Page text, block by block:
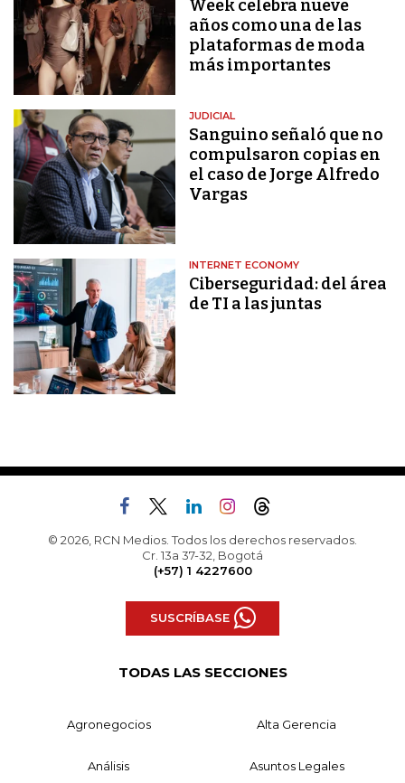
Week celebra nueve
años como una de las
plataformas de moda
más importantes
JUDICIAL
Sanguino señaló que no
compulsaron copias en
el caso de Jorge Alfredo
Vargas
INTERNET ECONOMY
Ciberseguridad: del área
de TI a las juntas
© 2026, RCN Medios. Todos los derechos reservados.
Cr. 13a 37-32, Bogotá
(+57) 1 4227600
SUSCRÍBASE
TODAS LAS SECCIONES
Agronegocios Alta Gerencia
Análisis Asuntos Legales